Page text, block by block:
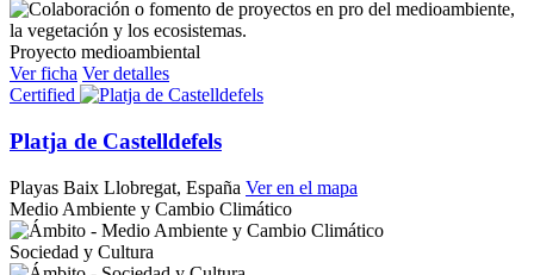
Proyecto medioambiental
Ver ficha Ver detalles
Certified
Platja de Castelldefels
Playas Baix Llobregat, España Ver en el mapa
Medio Ambiente y Cambio Climático
Sociedad y Cultura